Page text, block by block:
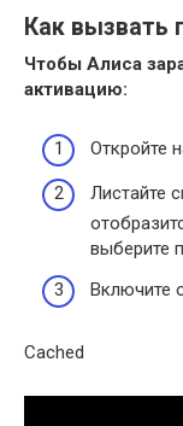
Как вызвать
Чтобы Алиса
активацию:
Откройте
Листайте
выберите
Включите
Cached